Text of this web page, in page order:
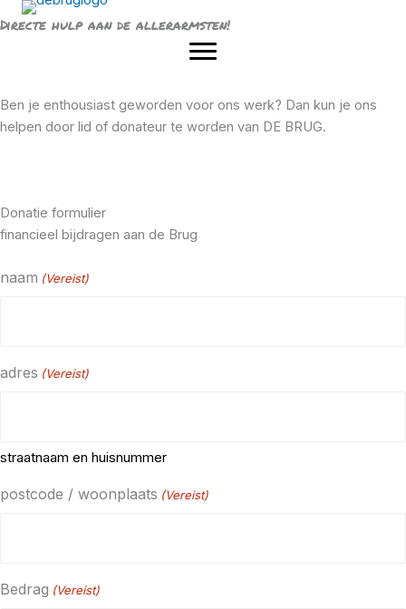
naar
Directe hulp aan de allerarmsten!
Ben je enthousiast geworden voor ons werk? Dan kun je ons
helpen door lid of donateur te worden van DE BRUG.
Donatie formulier
financieel bijdragen aan de Brug
naam (Vereist)
adres (Vereist)
straatnaam en huisnummer
postcode / woonplaats (Vereist)
Bedrag (Vereist)